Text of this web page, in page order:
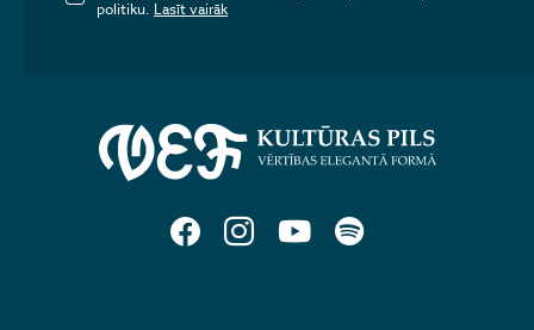
politiku. Lasīt vairāk